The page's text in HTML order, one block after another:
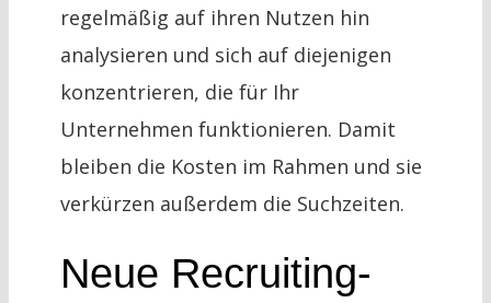
regelmäßig auf ihren Nutzen hin
analysieren und sich auf diejenigen
konzentrieren, die für Ihr
Unternehmen funktionieren. Damit
bleiben die Kosten im Rahmen und sie
verkürzen außerdem die Suchzeiten.
Neue Recruiting-